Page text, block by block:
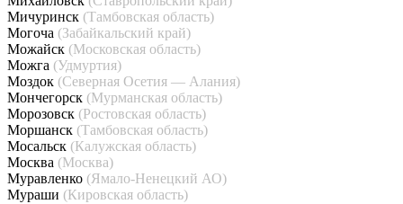
Мичуринск (Тамбовская область)
Могоча (Забайкальский край)
Можайск (Московская область)
Можга (Удмуртия)
Моздок (Северная Осетия — Алания)
Мончегорск (Мурманская область)
Морозовск (Ростовская область)
Моршанск (Тамбовская область)
Мосальск (Калужская область)
Москва (Москва)
Муравленко (Ямало-Ненецкий АО)
Мураши (Кировская область)